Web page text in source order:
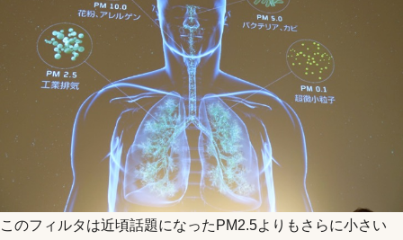
このフィルタは近頃話題になったPM2.5よりもさらに小さい